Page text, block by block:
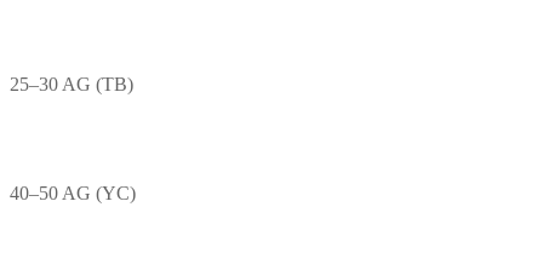
25–30 AG (TB)
40–50 AG (YC)